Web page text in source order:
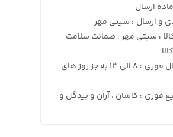
ارسال
و ارسال : سیتی مهر
: سیتی مهر ، ضمانت سلامت
فوری :
8 الی 13 به جز روز های
فوری : کاشان ، آران و بیدگل و